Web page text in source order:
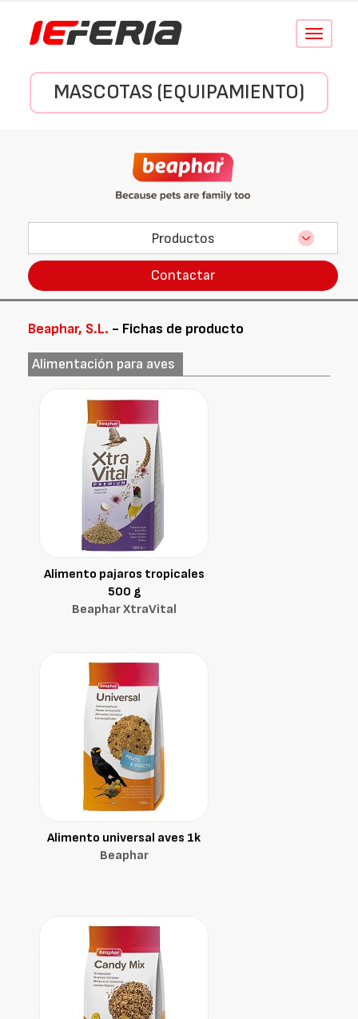
Conmutar
MASCOTAS (EQUIPAMIENTO)
Productos
Contactar
Beaphar, S.L. - Fichas de producto
Alimentación para aves
Alimento pajaros tropicales
500 g
Beaphar XtraVital
Alimento universal aves 1k
Beaphar